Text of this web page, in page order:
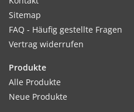
Sitemap
FAQ - Häufig gestellte Fragen
Vertrag widerrufen
Produkte
Alle Produkte
Neue Produkte